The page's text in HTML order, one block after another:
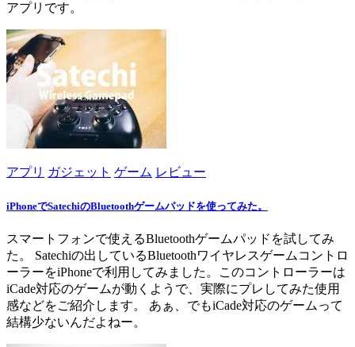
アプリです。
アプリ ガジェット ゲーム レビュー
iPhoneでSatechiのBluetoothゲームパッドを使ってみた。
スマートフォンで使えるBluetoothゲームパッドを試してみ
た。 Satechiの出しているBluetoothワイヤレスゲームコントロ
ーラーをiPhoneで利用してみました。このコントローラーは
iCade対応のゲームが動くようで、実際にプレしてみた使用
感などをご紹介します。 あぁ、でもiCade対応のゲームって
結構少ないんだよねー。